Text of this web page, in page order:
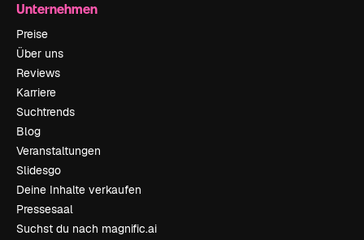
Unternehmen
Preise
Über uns
Reviews
Karriere
Suchtrends
Blog
Veranstaltungen
Slidesgo
Deine Inhalte verkaufen
Pressesaal
Suchst du nach magnific.ai